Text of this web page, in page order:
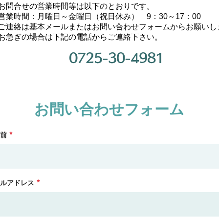
問合せの営業時間等は以下のとおりです。
業時間：月曜日～金曜日（祝日休み） 9：30～17：00
連絡は基本メールまたはお問い合わせフォームからお願いし
急ぎの場合は下記の電話からご連絡下さい。
0725-30-4981
お問い合わせフォーム
アドレス